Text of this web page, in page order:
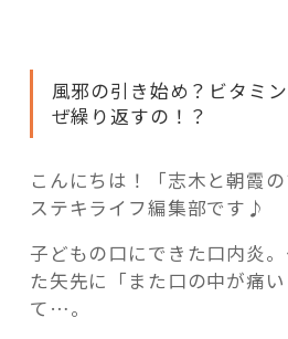
コーディネータ
これからの暮らし
風邪の引き始め？ビタミ
ぜ繰り返すの！？
こんにちは！「志木と朝霞の
ステキライフ編集部です♪
子どもの口にできた口内炎
た矢先に「また口の中が痛
て…。